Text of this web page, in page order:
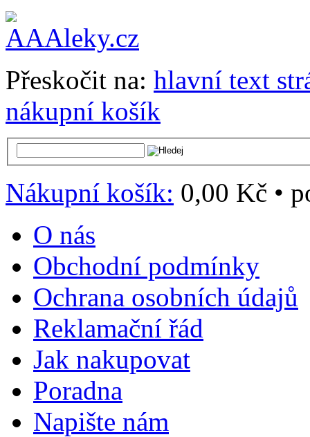
Přeskočit na: hlavní text
nákupní košík
Nákupní košík: 0,00 Kč •
O nás
Obchodní podmínky
Ochrana osobních údajů
Reklamační řád
Jak nakupovat
Poradna
Napište nám